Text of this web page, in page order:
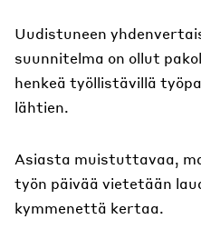
Uudistuneen
suunnitelma on ollut
henkeä työllistävillä
lähtien.
Asiasta muistuttavaa,
työn päivää vietetään
kymmenettä kertaa.